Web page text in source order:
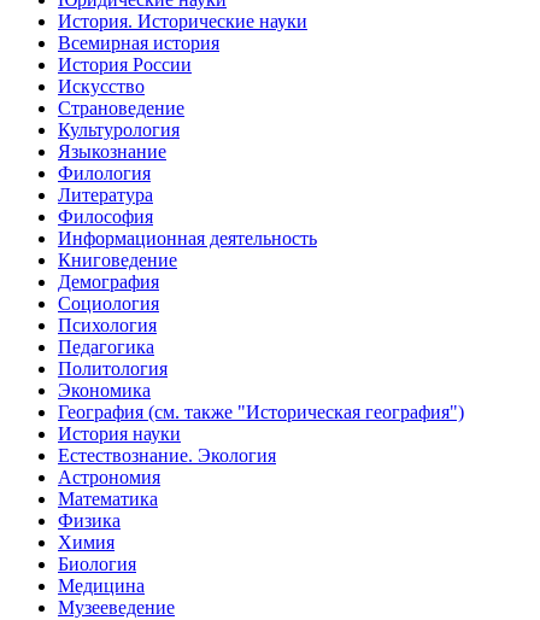
История. Исторические науки
Всемирная история
История России
Искусство
Страноведение
Культурология
Языкознание
Филология
Литература
Философия
Информационная деятельность
Книговедение
Демография
Социология
Психология
Педагогика
Политология
Экономика
География (см. также "Историческая география")
История науки
Естествознание. Экология
Астрономия
Математика
Физика
Химия
Биология
Медицина
Музееведение